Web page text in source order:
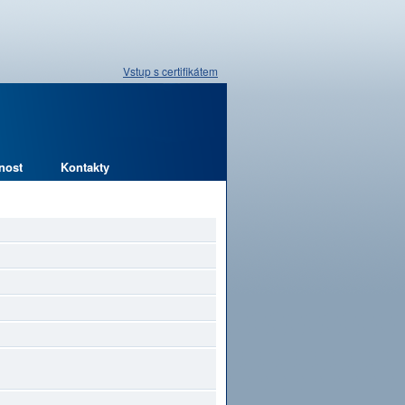
Vstup s certifikátem
Kontakty